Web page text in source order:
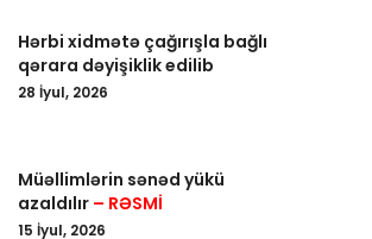
Hərbi xidmətə çağırışla bağlı
qərara dəyişiklik edilib
28 İyul, 2026
Müəllimlərin sənəd yükü
azaldılır – RƏSMİ
15 İyul, 2026